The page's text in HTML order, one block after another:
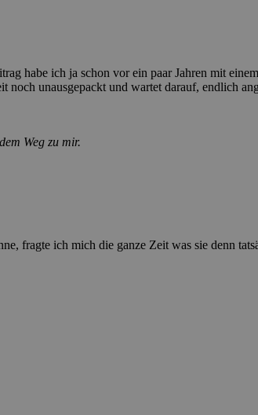
habe ich ja schon vor ein paar Jahren mit
unausgepackt und wartet darauf, endlich
Weg zu mir.
fragte ich mich die ganze Zeit was sie denn